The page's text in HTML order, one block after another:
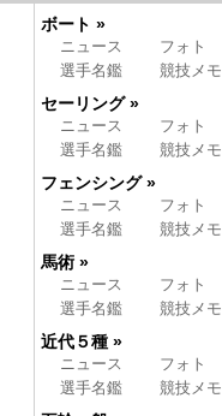
ボート »
ニュース
フォト
選手名鑑
競技メモ
セーリング »
ニュース
フォト
選手名鑑
競技メモ
フェンシング »
ニュース
フォト
選手名鑑
競技メモ
馬術 »
ニュース
フォト
選手名鑑
競技メモ
近代５種 »
ニュース
フォト
選手名鑑
競技メモ